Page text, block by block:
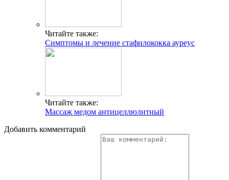
Читайте также:
Симптомы и лечение стафилококка ауреус
Читайте также:
Массаж медом антицеллюлитный
Добавить комментарий